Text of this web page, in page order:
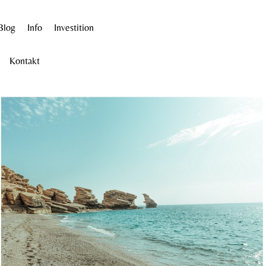
Info Investition
Kontakt